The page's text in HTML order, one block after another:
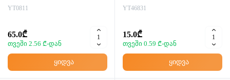
YT0811
65.0₾
თვეში 2.56 ₾-დან
ყიდვა
YT46831
15.0₾
თვეში 0.59 ₾-დან
ყიდვა